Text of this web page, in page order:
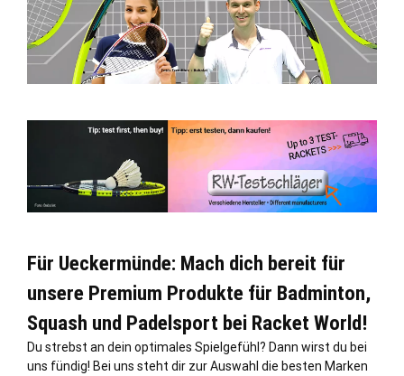
Für Ueckermünde: Mach dich bereit für
unsere Premium Produkte für Badminton,
Squash und Padelsport bei Racket World!
Du strebst an dein optimales Spielgefühl? Dann wirst du bei
uns fündig! Bei uns steht dir zur Auswahl die besten Marken